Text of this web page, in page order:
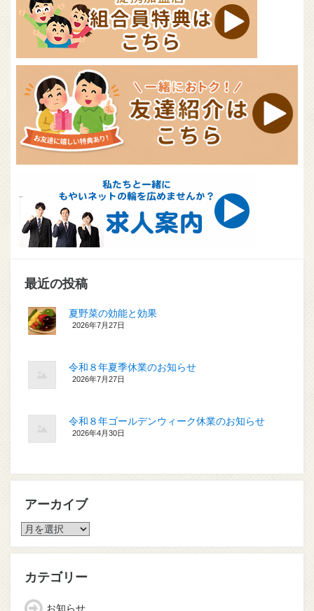
最近の投稿
夏野菜の効能と効果
2026年7月27日
令和８年夏季休業のお知らせ
2026年7月27日
令和８年ゴールデンウィーク休業のお知らせ
2026年4月30日
アーカイブ
ア
カ
ブ
カテゴリー
お知らせ